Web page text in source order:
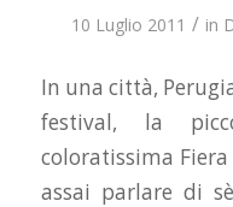
10 Luglio 2011 / in
In una città,
festival, la
coloratissima
assai parlare di